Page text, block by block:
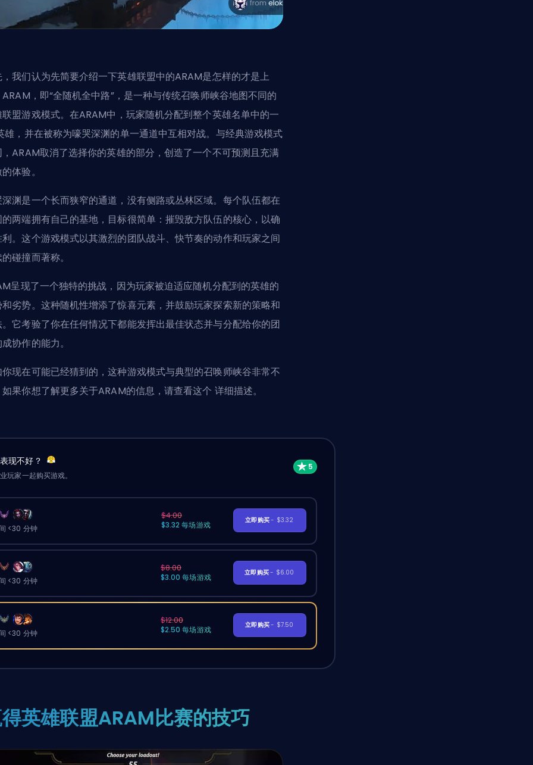
我们认为先简要介绍一下英雄联盟中的ARAM是怎样的才是上
，即“全随机全中路”，是一种与传统召唤师峡谷地图不同的
盟游戏模式。在ARAM中，玩家随机分配到整个英雄名单中的一
雄 ，并在被称为嚎哭深渊的单一通道中互相对战。与经典游戏模式
ARAM取消了选择你的英雄的部分，创造了一个不可预测且充满
体验。
渊是一个长而狭窄的通道，没有侧路或丛林区域。每个队伍都在
两端拥有自己的基地，目标很简单：摧毁敌方队伍的核心，以确
。这个游戏模式以其激烈的团队战斗、快节奏的动作和玩家之间
碰撞而著称。
呈现了一个独特的挑战，因为玩家被迫适应随机分配到的英雄的
劣势。这种随机性增添了惊喜元素，并鼓励玩家探索新的策略和
它考验了你在任何情况下都能发挥出最佳状态并与分配给你的团
协作的能力。
现在可能已经猜到的，这种游戏模式与典型的召唤师峡谷非常不
果你想了解更多关于ARAM的信息，请查看这个 详细描述。
现不好？
玩家一起购买游戏。
<30 分钟
$4.00
$3.32 每场游戏
立即购买- $3.32
<30 分钟
$8.00
$3.00 每场游戏
立即购买- $6.00
<30 分钟
$12.00
$2.50 每场游戏
立即购买- $7.50
英雄联盟ARAM比赛的技巧